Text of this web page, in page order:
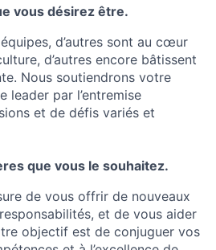
vous désirez être.
d’autres sont au cœur
d’autres encore bâtissent
Nous soutiendrons votre
leader par l’entremise
et de défis variés et
que vous le souhaitez.
de vous offrir de nouveaux
et de vous aider
objectif est de conjuguer vos